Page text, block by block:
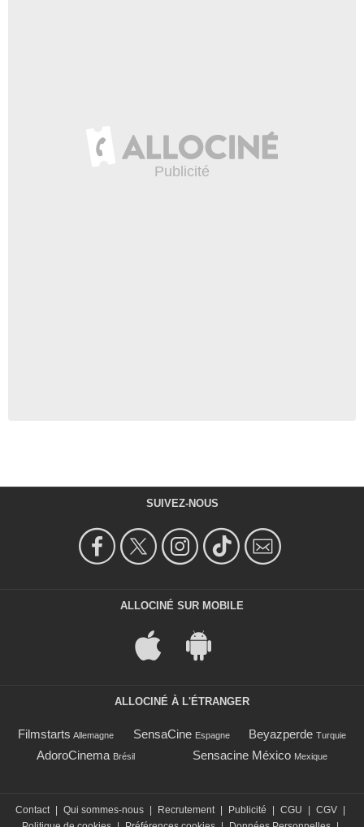
SUIVEZ-NOUS
ALLOCINÉ SUR MOBILE
ALLOCINÉ À L'ÉTRANGER
Filmstarts Allemagne SensaCine Espagne Beyazperde Turquie
AdoroCinema Brésil Sensacine México Mexique
Contact Qui sommes-nous Recrutement Publicité CGU CGV